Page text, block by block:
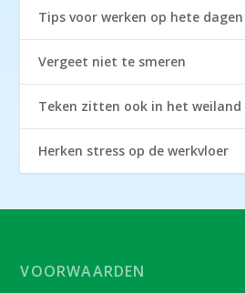
Tips voor werken op hete dagen
Vergeet niet te smeren
Teken zitten ook in het weiland
Herken stress op de werkvloer
VOORWAARDEN